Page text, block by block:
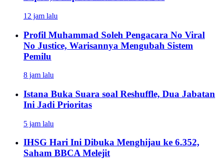
12 jam lalu
Profil Muhammad Soleh Pengacara No Viral
No Justice, Warisannya Mengubah Sistem
Pemilu
8 jam lalu
Istana Buka Suara soal Reshuffle, Dua Jabatan
Ini Jadi Prioritas
5 jam lalu
IHSG Hari Ini Dibuka Menghijau ke 6.352,
Saham BBCA Melejit